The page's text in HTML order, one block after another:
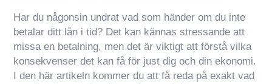
Har du någonsin undrat vad som händer om du inte
betalar ditt lån i tid? Det kan kännas stressande att
missa en betalning, men det är viktigt att förstå vilka
konsekvenser det kan få för just dig och din ekonomi.
I den här artikeln kommer du att få reda på exakt vad